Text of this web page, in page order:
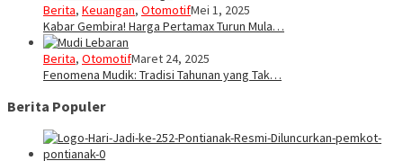
Berita, Keuangan, OtomotifMei 1, 2025
Kabar Gembira! Harga Pertamax Turun Mula…
Berita, OtomotifMaret 24, 2025
Fenomena Mudik: Tradisi Tahunan yang Tak…
Berita Populer